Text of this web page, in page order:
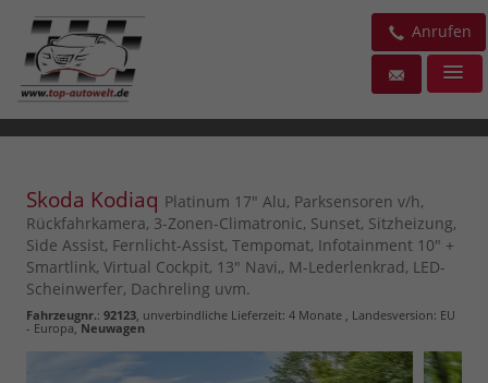
Anrufen
Skoda Kodiaq Platinum 17" Alu, Parksensoren v/h,
Rückfahrkamera, 3-Zonen-Climatronic, Sunset, Sitzheizung,
Side Assist, Fernlicht-Assist, Tempomat, Infotainment 10" +
Smartlink, Virtual Cockpit, 13" Navi,, M-Lederlenkrad, LED-
Scheinwerfer, Dachreling uvm.
Fahrzeugnr.: 92123 , unverbindliche Lieferzeit: 4 Monate , Landesversion: EU
- Europa,Neuwagen